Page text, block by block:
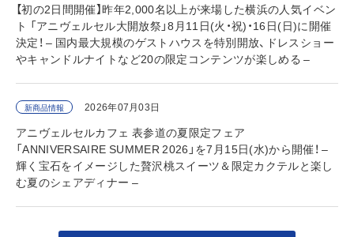
【初の2日間開催】昨年2,000名以上が来場した横浜の人気イベン
ト 「アニヴェルセル大開放祭」8月11日(火・祝)・16日(日)に開催
決定！ – 国内最大規模のゲストハウスを特別開放、ドレスショー
やキャンドルナイトなど20の限定コンテンツが楽しめる –
新商品情報 2026年07月03日
アニヴェルセルカフェ 表参道の夏限定フェア
「ANNIVERSAIRE SUMMER 2026」を7月15日(水)から開催！ –
輝く宝石をイメージした贅沢桃スイーツ＆限定カクテルと楽し
む夏のシェアディナー –